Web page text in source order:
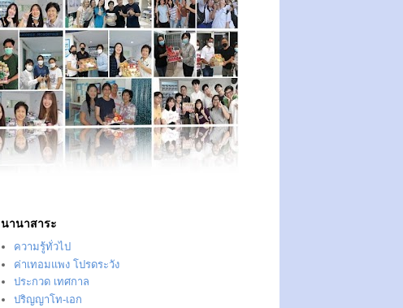
นานาสาระ
ความรู้ทั่วไป
ค่าเทอมแพง โปรดระวัง
ประกวด เทศกาล
ปริญญาโท-เอก